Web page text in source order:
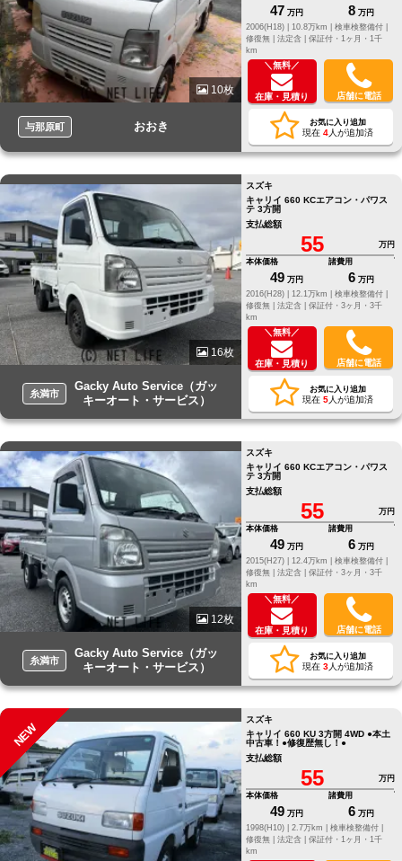
10枚
与那原町 おおき
47 万円 8 万円
2006(H18) |
10.8万km |
検車検整備付 |
修復無 | 法定含 | 保証付・1ヶ月・1千
km
＼無料／
在庫・見積り 店舗に電話
お気に入り追加
現在 4人が追加済
16枚
糸満市
Gacky Auto Service（ガッ
キーオート・サービス）
スズキ
キャリイ 660 KCエアコン・パワス
テ 3方開
支払総額
55
万円
本体価格
49 万円
諸費用
6 万円
2016(H28) |
12.1万km |
検車検整備付 |
修復無 | 法定含 | 保証付・3ヶ月・3千
km
＼無料／
在庫・見積り 店舗に電話
お気に入り追加
現在 5人が追加済
12枚
糸満市
Gacky Auto Service（ガッ
キーオート・サービス）
スズキ
キャリイ 660 KCエアコン・パワス
テ 3方開
支払総額
55
万円
本体価格
49 万円
諸費用
6 万円
2015(H27) |
12.4万km |
検車検整備付 |
修復無 | 法定含 | 保証付・3ヶ月・3千
km
＼無料／
在庫・見積り 店舗に電話
お気に入り追加
現在 3人が追加済
NEW
スズキ
キャリイ 660 KU 3方開 4WD ●本土
中古車！●修復歴無し！●
支払総額
55
万円
本体価格
49 万円
諸費用
6 万円
1998(H10) |
2.7万km |
検車検整備付 |
修復無 | 法定含 | 保証付・1ヶ月・1千
km